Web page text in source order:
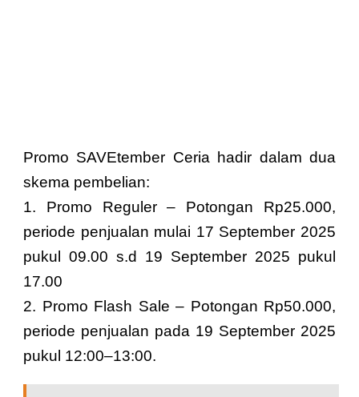
Promo SAVEtember Ceria hadir dalam dua
skema pembelian:
1.⁠ ⁠Promo Reguler – Potongan Rp25.000,
periode penjualan mulai 17 September 2025
pukul 09.00 s.d 19 September 2025 pukul
17.00
2.⁠ ⁠Promo Flash Sale – Potongan Rp50.000,
periode penjualan pada 19 September 2025
pukul 12:00–13:00.